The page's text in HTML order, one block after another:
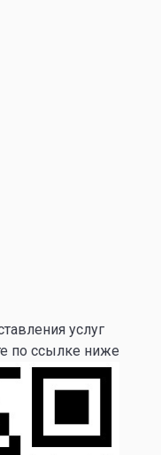
услуг
по ссылке ниже